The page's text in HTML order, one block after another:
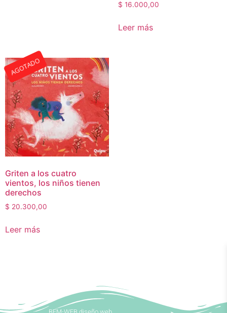
$ 16.000,00
Leer más
AGOTADO
Griten a los cuatro
vientos, los niños tienen
derechos
$ 20.300,00
Leer más